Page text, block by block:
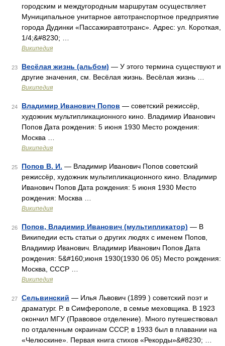
городским и междугородным маршрутам осуществляет
Муниципальное унитарное автотранспортное предприятие
города Дудинки «Пассажиравтотранс». Адрес: ул. Короткая,
1/4;&#8230; …
Википедия
23 Весёлая жизнь (альбом) — У этого термина существуют и
другие значения, см. Весёлая жизнь. Весёлая жизнь …
Википедия
24 Владимир Иванович Попов — советский режиссёр,
художник мультипликационного кино. Владимир Иванович
Попов Дата рождения: 5 июня 1930 Место рождения:
Москва …
Википедия
25 Попов В. И. — Владимир Иванович Попов советский
режиссёр, художник мультипликационного кино. Владимир
Иванович Попов Дата рождения: 5 июня 1930 Место
рождения: Москва …
Википедия
26 Попов, Владимир Иванович (мультипликатор) — В
Википедии есть статьи о других людях с именем Попов,
Владимир Иванович. Владимир Иванович Попов Дата
рождения: 5&#160;июня 1930(1930 06 05) Место рождения:
Москва, СССР …
Википедия
27 Сельвинский — Илья Львович (1899 ) советский поэт и
драматург. Р. в Симферополе, в семье меховщика. В 1923
окончил МГУ (Правовое отделение). Много путешествовал
по отдаленным окраинам СССР, в 1933 был в плавании на
«Челюскине». Первая книга стихов «Рекорды»&#8230; …